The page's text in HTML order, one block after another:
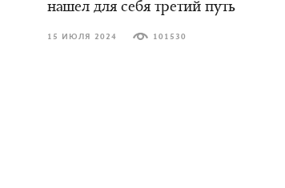
нашел для себя третий путь
15 ИЮЛЯ 2024 101530